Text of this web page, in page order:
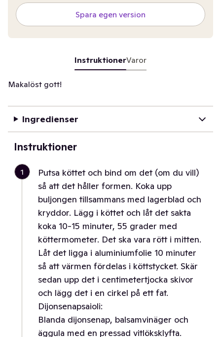
Spara egen version
InstruktionerVaror
Makalöst gott!
Ingredienser
Instruktioner
1
Putsa köttet och bind om det (om du vill)
så att det håller formen. Koka upp
buljongen tillsammans med lagerblad och
kryddor. Lägg i köttet och låt det sakta
koka 10-15 minuter, 55 grader med
köttermometer. Det ska vara rött i mitten.
Låt det ligga i aluminiumfolie 10 minuter
så att värmen fördelas i köttstycket. Skär
sedan upp det i centimetertjocka skivor
och lägg det i en cirkel på ett fat.
Dijonsenapsaioli:
Blanda dijonsenap, balsamvinäger och
äggula med en pressad vitlöksklyfta.